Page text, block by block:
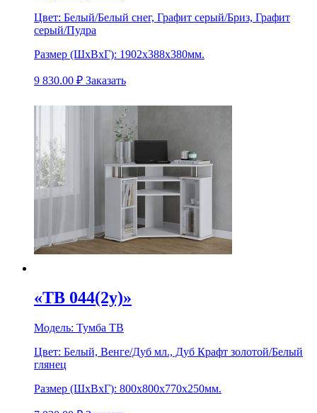
Цвет: Белый/Белый снег, Графит серый/Бриз, Графит
серый/Пудра
Размер (ШхВхГ): 1902х388х380мм.
9 830.00 ₽ Заказать
«ТВ 044(2у)»
Модель: Тумба ТВ
Цвет: Белый, Венге/Дуб мл., Дуб Крафт золотой/Белый
глянец
Размер (ШхВхГ): 800x800x770x250мм.